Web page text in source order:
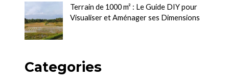
Terrain de 1000 m² : Le Guide DIY pour
Visualiser et Aménager ses Dimensions
Categories